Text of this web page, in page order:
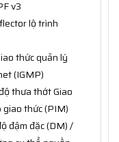
v3
lộ trình
thức quản lý
(IGMP)
thưa thớt Giao
giao thức (PIM)
đậm đặc (DM) /